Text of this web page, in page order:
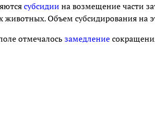
субсидии на возмещение части
животных. Объем субсидирования на
отмечалосьзамедление